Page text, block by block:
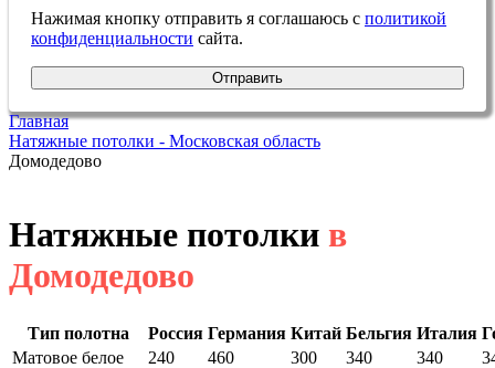
Нажимая кнопку отправить я соглашаюсь с политикой
конфиденциальности сайта.
Отправить
Главная
Натяжные потолки - Московская область
Домодедово
Натяжные потолки в
Домодедово
Тип полотна Россия Германия Китай Бельгия Италия
Матовое белое
240 460 300 340 340